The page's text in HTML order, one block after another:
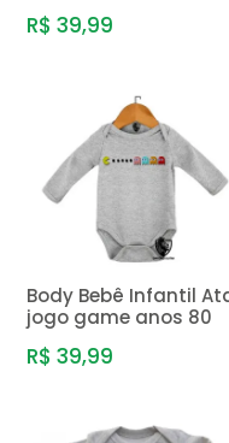
R$ 39,99
Body Bebê Infantil
jogo game anos 80
R$ 39,99